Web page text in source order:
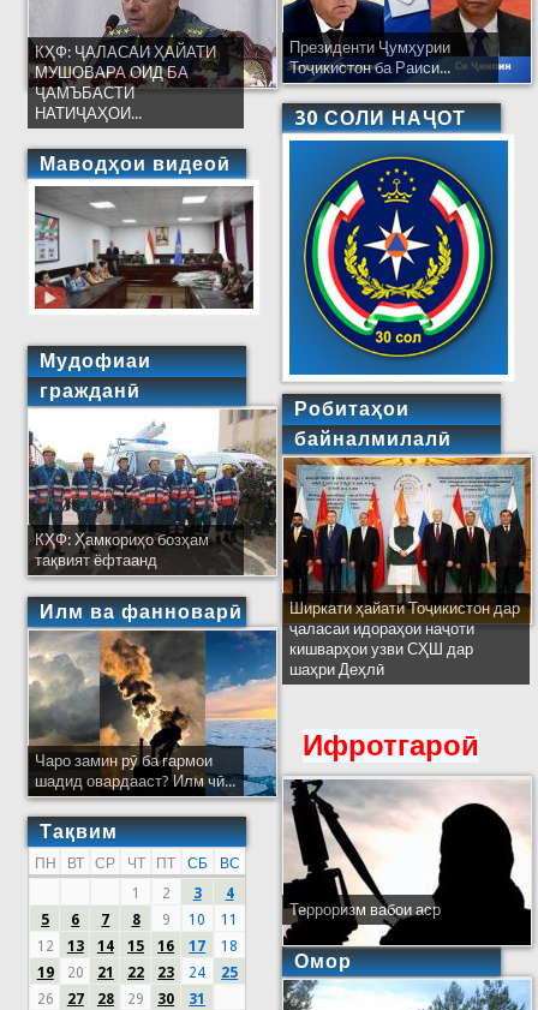
КҲФ: ҶАЛАСАИ ҲАЙАТИ
МУШОВАРА ОИД БА
ҶАМЪБАСТИ
НАТИҶАҲОИ...
Маводҳои видеоӣ
Мудофиаи
гражданӣ
КҲФ: Ҳамкориҳо бозҳам
тақвият ёфтаанд
Илм ва фанноварӣ
Чаро замин рӯ ба гармои
шадид овардааст? Илм чӣ...
Тақвим
ПН ВТ СР ЧТ ПТ СБ
ВС
1
2 3
4
5
6 7 8 9 10
11
12
13 14 15 16 17
18
19
20 21 22 23 24
25
26
27 28 29 30 31
Президенти Ҷумҳурии
Тоҷикистон ба Раиси...
30 СОЛИ НАҶОТ
Робитаҳои
байналмилалӣ
Ширкати ҳайати Тоҷикистон дар
ҷаласаи идораҳои наҷоти
кишварҳои узви СҲШ дар
шаҳри Деҳлӣ
Ифротгароӣ
Терроризм вабои аср
Омор